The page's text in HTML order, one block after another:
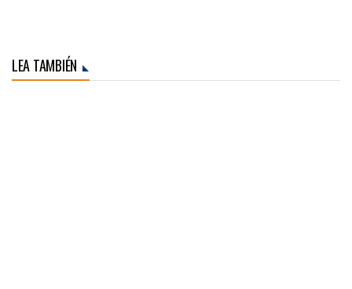
LEA TAMBIÉN